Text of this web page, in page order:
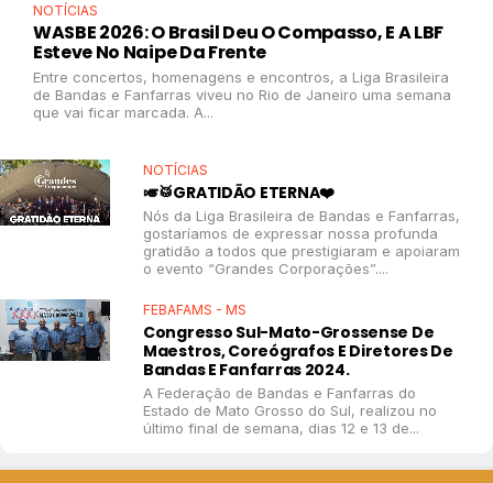
NOTÍCIAS
WASBE 2026: O Brasil Deu O Compasso, E A LBF
Esteve No Naipe Da Frente
Entre concertos, homenagens e encontros, a Liga Brasileira
de Bandas e Fanfarras viveu no Rio de Janeiro uma semana
que vai ficar marcada. A...
NOTÍCIAS
🎺🥁GRATIDÃO ETERNA❤️
Nós da Liga Brasileira de Bandas e Fanfarras,
gostaríamos de expressar nossa profunda
gratidão a todos que prestigiaram e apoiaram
o evento “Grandes Corporações”....
FEBAFAMS - MS
Congresso Sul-Mato-Grossense De
Maestros, Coreógrafos E Diretores De
Bandas E Fanfarras 2024.
A Federação de Bandas e Fanfarras do
Estado de Mato Grosso do Sul, realizou no
último final de semana, dias 12 e 13 de...